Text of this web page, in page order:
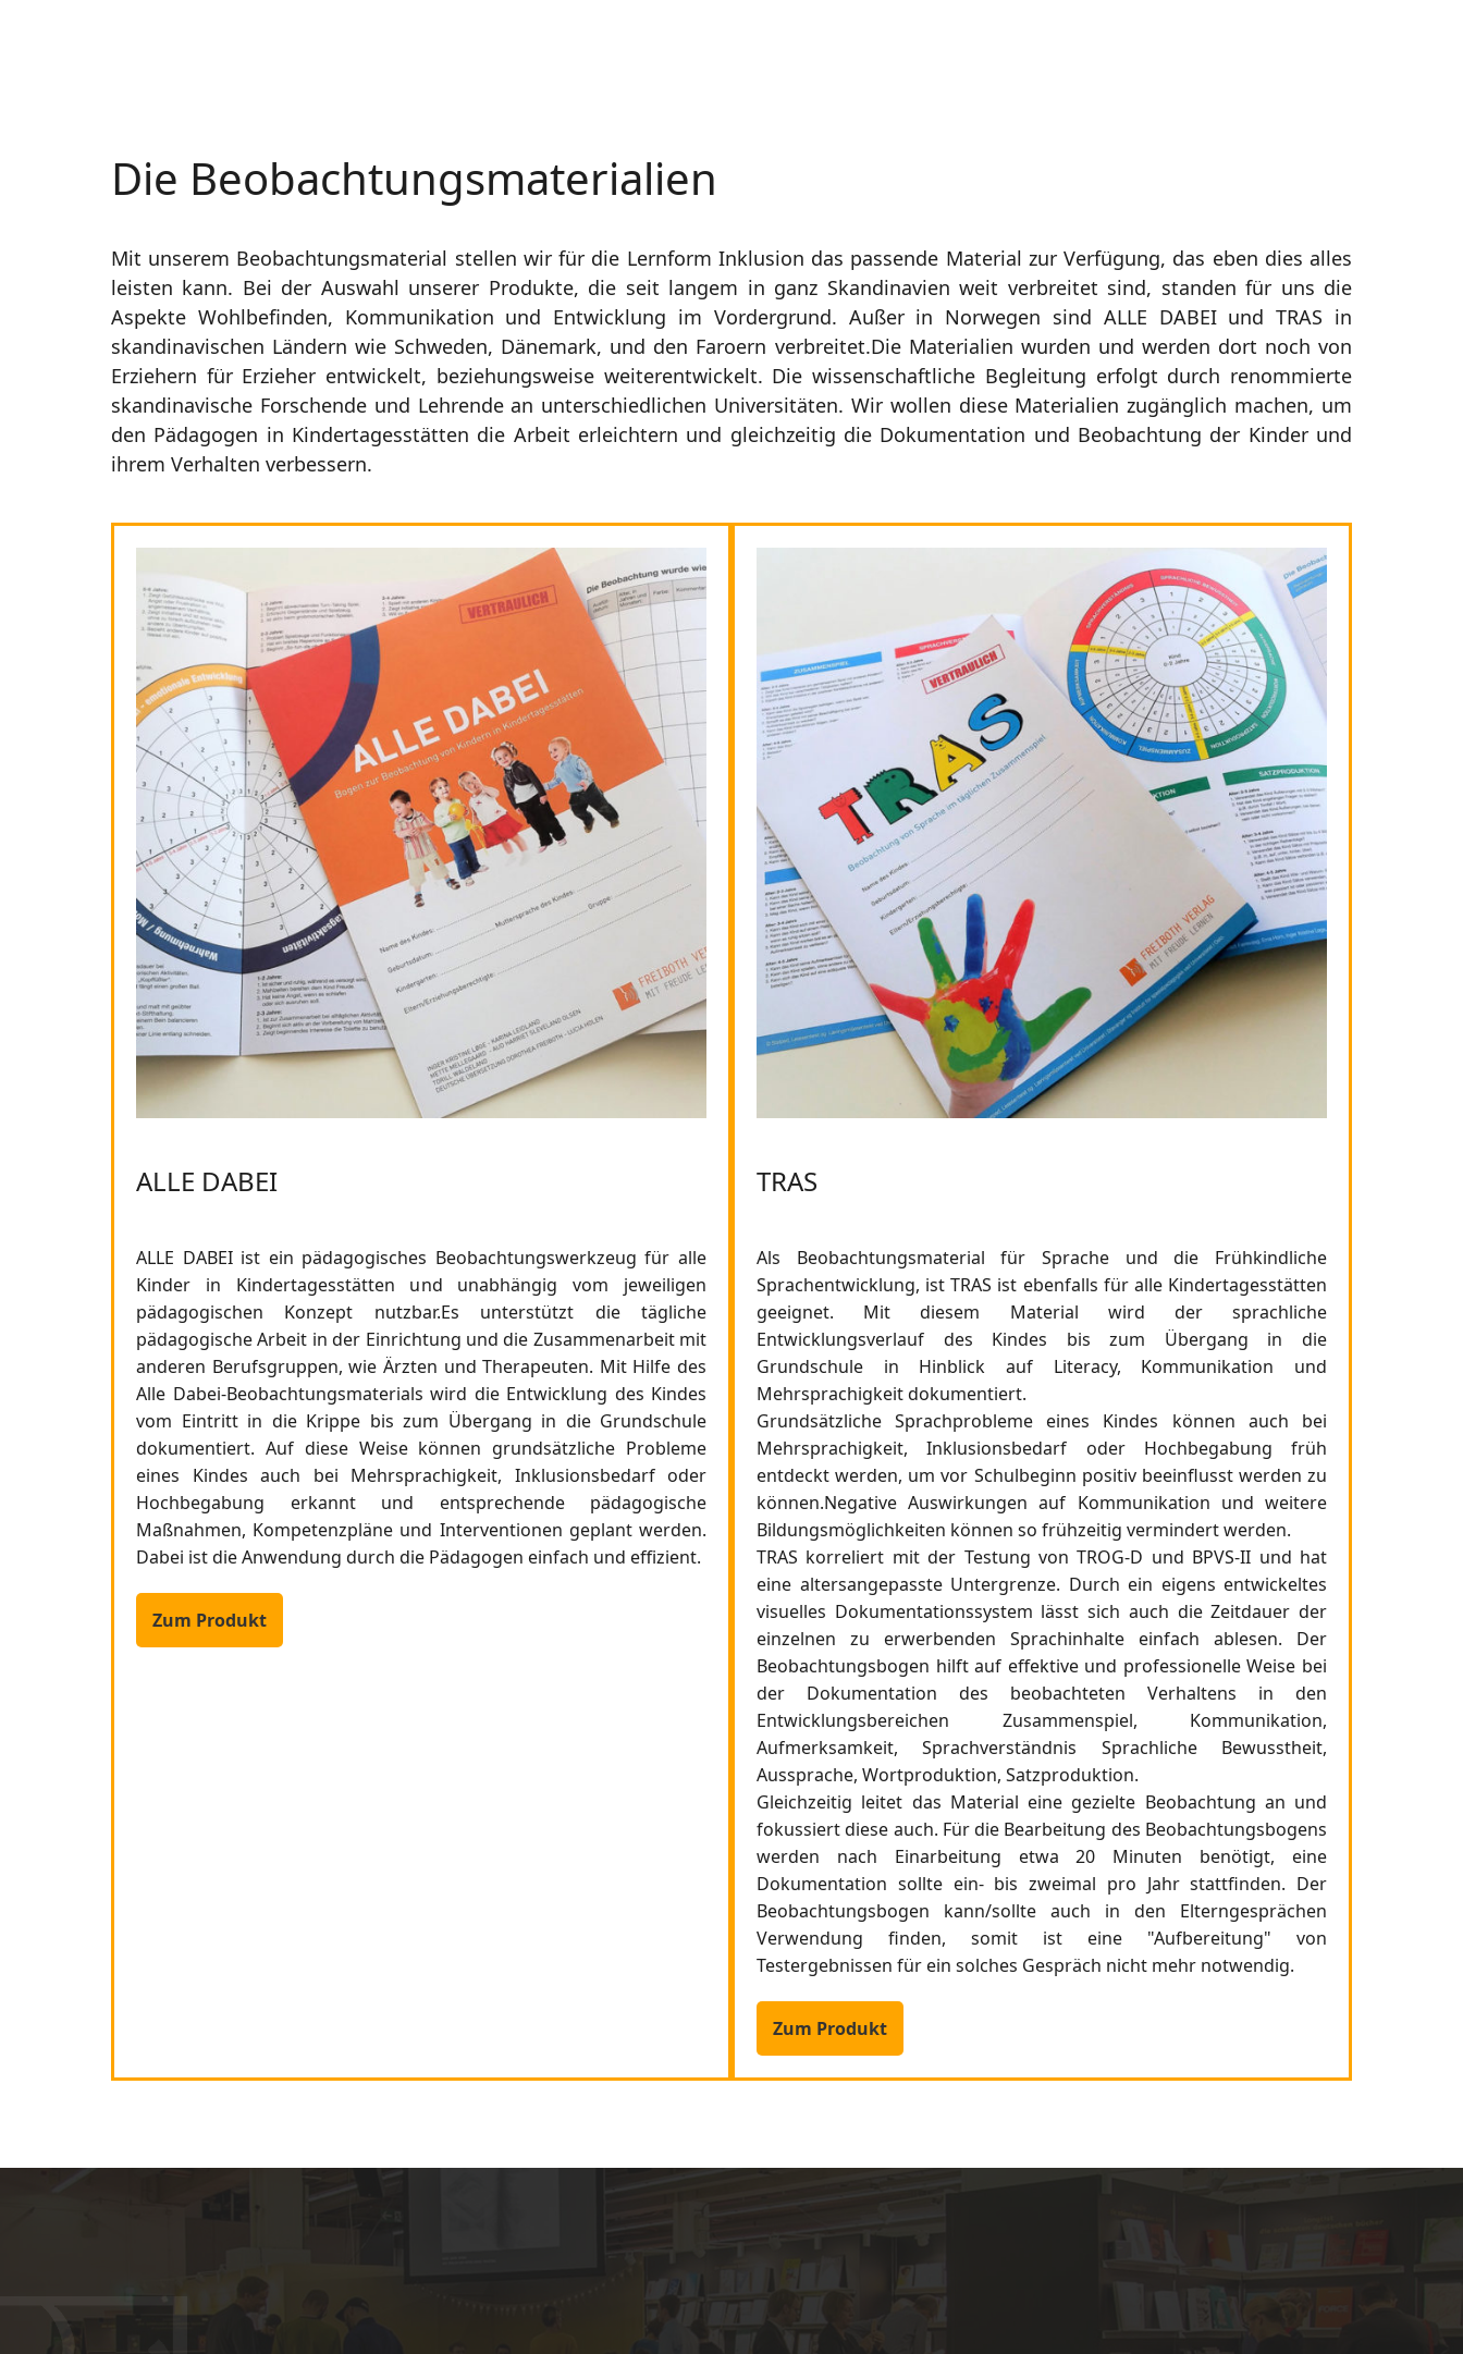
Die Beobachtungsmaterialien
Mit unserem Beobachtungsmaterial stellen wir für die Lernform Inklusion das passende Material zur Verfügung, das eben dies alles
leisten kann. Bei der Auswahl unserer Produkte, die seit langem in ganz Skandinavien weit verbreitet sind, standen für uns die
Aspekte Wohlbefinden, Kommunikation und Entwicklung im Vordergrund. Außer in Norwegen sind ALLE DABEI und TRAS in
skandinavischen Ländern wie Schweden, Dänemark, und den Faroern verbreitet.Die Materialien wurden und werden dort noch von
Erziehern für Erzieher entwickelt, beziehungsweise weiterentwickelt. Die wissenschaftliche Begleitung erfolgt durch renommierte
skandinavische Forschende und Lehrende an unterschiedlichen Universitäten. Wir wollen diese Materialien zugänglich machen, um
den Pädagogen in Kindertagesstätten die Arbeit erleichtern und gleichzeitig die Dokumentation und Beobachtung der Kinder und
ihrem Verhalten verbessern.
ALLE DABEI
ALLE DABEI ist ein pädagogisches Beobachtungswerkzeug für alle
Kinder in Kindertagesstätten und unabhängig vom jeweiligen
pädagogischen Konzept nutzbar.Es unterstützt die tägliche
pädagogische Arbeit in der Einrichtung und die Zusammenarbeit mit
anderen Berufsgruppen, wie Ärzten und Therapeuten. Mit Hilfe des
Alle Dabei-Beobachtungsmaterials wird die Entwicklung des Kindes
vom Eintritt in die Krippe bis zum Übergang in die Grundschule
dokumentiert. Auf diese Weise können grundsätzliche Probleme
eines Kindes auch bei Mehrsprachigkeit, Inklusionsbedarf oder
Hochbegabung erkannt und entsprechende pädagogische
Maßnahmen, Kompetenzpläne und Interventionen geplant werden.
Dabei ist die Anwendung durch die Pädagogen einfach und effizient.
Zum Produkt
TRAS
Als Beobachtungsmaterial für Sprache und die Frühkindliche
Sprachentwicklung, ist TRAS ist ebenfalls für alle Kindertagesstätten
geeignet. Mit diesem Material wird der sprachliche
Entwicklungsverlauf des Kindes bis zum Übergang in die
Grundschule in Hinblick auf Literacy, Kommunikation und
Mehrsprachigkeit dokumentiert.
Grundsätzliche Sprachprobleme eines Kindes können auch bei
Mehrsprachigkeit, Inklusionsbedarf oder Hochbegabung früh
entdeckt werden, um vor Schulbeginn positiv beeinflusst werden zu
können.Negative Auswirkungen auf Kommunikation und weitere
Bildungsmöglichkeiten können so frühzeitig vermindert werden.
TRAS korreliert mit der Testung von TROG-D und BPVS-II und hat
eine altersangepasste Untergrenze. Durch ein eigens entwickeltes
visuelles Dokumentationssystem lässt sich auch die Zeitdauer der
einzelnen zu erwerbenden Sprachinhalte einfach ablesen. Der
Beobachtungsbogen hilft auf effektive und professionelle Weise bei
der Dokumentation des beobachteten Verhaltens in den
Entwicklungsbereichen Zusammenspiel, Kommunikation,
Aufmerksamkeit, Sprachverständnis Sprachliche Bewusstheit,
Aussprache, Wortproduktion, Satzproduktion.
Gleichzeitig leitet das Material eine gezielte Beobachtung an und
fokussiert diese auch. Für die Bearbeitung des Beobachtungsbogens
werden nach Einarbeitung etwa 20 Minuten benötigt, eine
Dokumentation sollte ein- bis zweimal pro Jahr stattfinden. Der
Beobachtungsbogen kann/sollte auch in den Elterngesprächen
Verwendung finden, somit ist eine "Aufbereitung" von
Testergebnissen für ein solches Gespräch nicht mehr notwendig.
Zum Produkt